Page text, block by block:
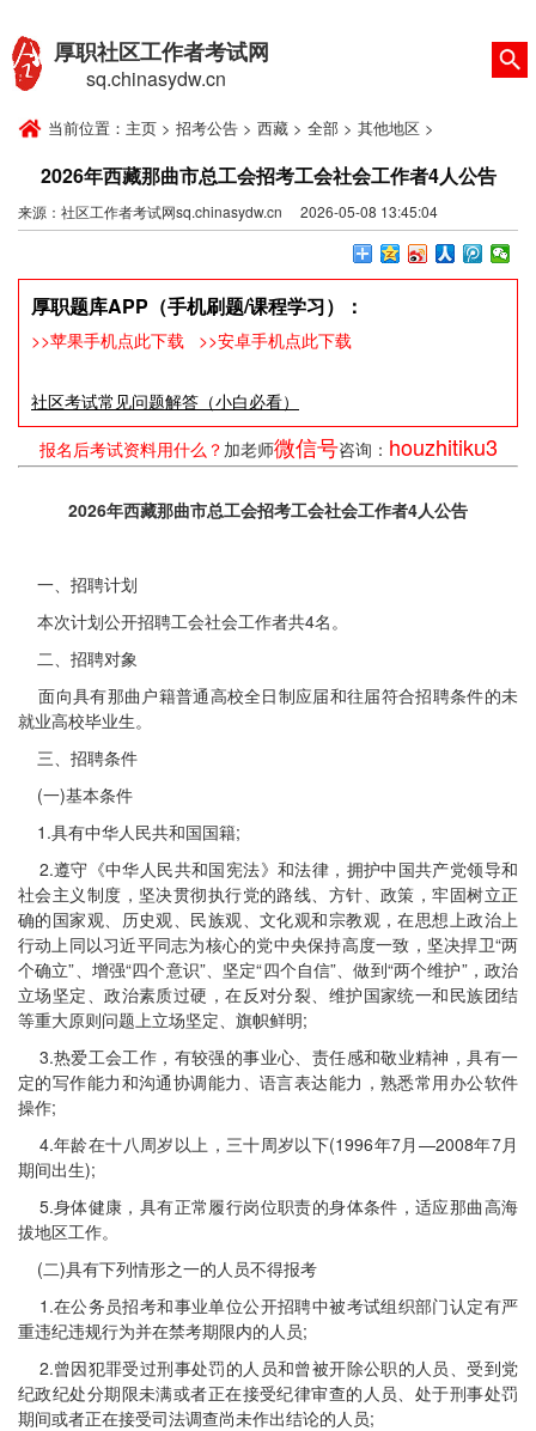
厚职社区工作者考试网
sq.chinasydw.cn
当前位置： 主页 > 招考公告 > 西藏 > 全部 > 其他地区 >
2026年西藏那曲市总工会招考工会社会工作者4人公告
来源：社区工作者考试网sq.chinasydw.cn 2026-05-08 13:45:04
厚职题库APP（手机刷题/课程学习）：
>>苹果手机点此下载 >>安卓手机点此下载
社区考试常见问题解答（小白必看）
报名后考试资料用什么？ 加老师微信号咨询： houzhitiku3
2026年西藏那曲市总工会招考工会社会工作者4人公告
一、招聘计划
本次计划公开招聘工会社会工作者共4名。
二、招聘对象
面向具有那曲户籍普通高校全日制应届和往届符合招聘条件的未
就业高校毕业生。
三、招聘条件
(一)基本条件
1.具有中华人民共和国国籍;
2.遵守《中华人民共和国宪法》和法律，拥护中国共产党领导和
社会主义制度，坚决贯彻执行党的路线、方针、政策，牢固树立正
确的国家观、历史观、民族观、文化观和宗教观，在思想上政治上
行动上同以习近平同志为核心的党中央保持高度一致，坚决捍卫“两
个确立”、增强“四个意识”、坚定“四个自信”、做到“两个维护”，政治
立场坚定、政治素质过硬，在反对分裂、维护国家统一和民族团结
等重大原则问题上立场坚定、旗帜鲜明;
3.热爱工会工作，有较强的事业心、责任感和敬业精神，具有一
定的写作能力和沟通协调能力、语言表达能力，熟悉常用办公软件
操作;
4.年龄在十八周岁以上，三十周岁以下(1996年7月—2008年7月
期间出生);
5.身体健康，具有正常履行岗位职责的身体条件，适应那曲高海
拔地区工作。
(二)具有下列情形之一的人员不得报考
1.在公务员招考和事业单位公开招聘中被考试组织部门认定有严
重违纪违规行为并在禁考期限内的人员;
2.曾因犯罪受过刑事处罚的人员和曾被开除公职的人员、受到党
纪政纪处分期限未满或者正在接受纪律审查的人员、处于刑事处罚
期间或者正在接受司法调查尚未作出结论的人员;